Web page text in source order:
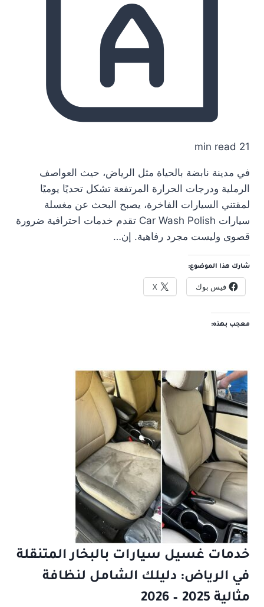
21 min read
في مدينة نابضة بالحياة مثل الرياض، حيث العواصف
الرملية ودرجات الحرارة المرتفعة تشكل تحديًا يوميًا
لمقتني السيارات الفاخرة، يصبح البحث عن مغسلة
سيارات Car Wash Polish تقدم خدمات احترافية ضرورة
قصوى وليست مجرد رفاهية. إن…
شارك هذا الموضوع:
فيس بوك X
معجب بهذه:
خدمات غسيل سيارات بالبخار المتنقلة
في الرياض: دليلك الشامل لنظافة
مثالية 2025 – 2026